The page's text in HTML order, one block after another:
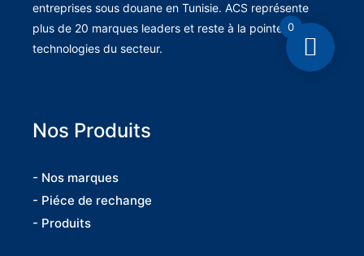
entreprises sous douane en Tunisie. ACS représente
plus de 20 marques leaders et reste à la pointe des
technologies du secteur.
Nos Produits
- Nos marques
- Piéce de rechange
- Produits
0